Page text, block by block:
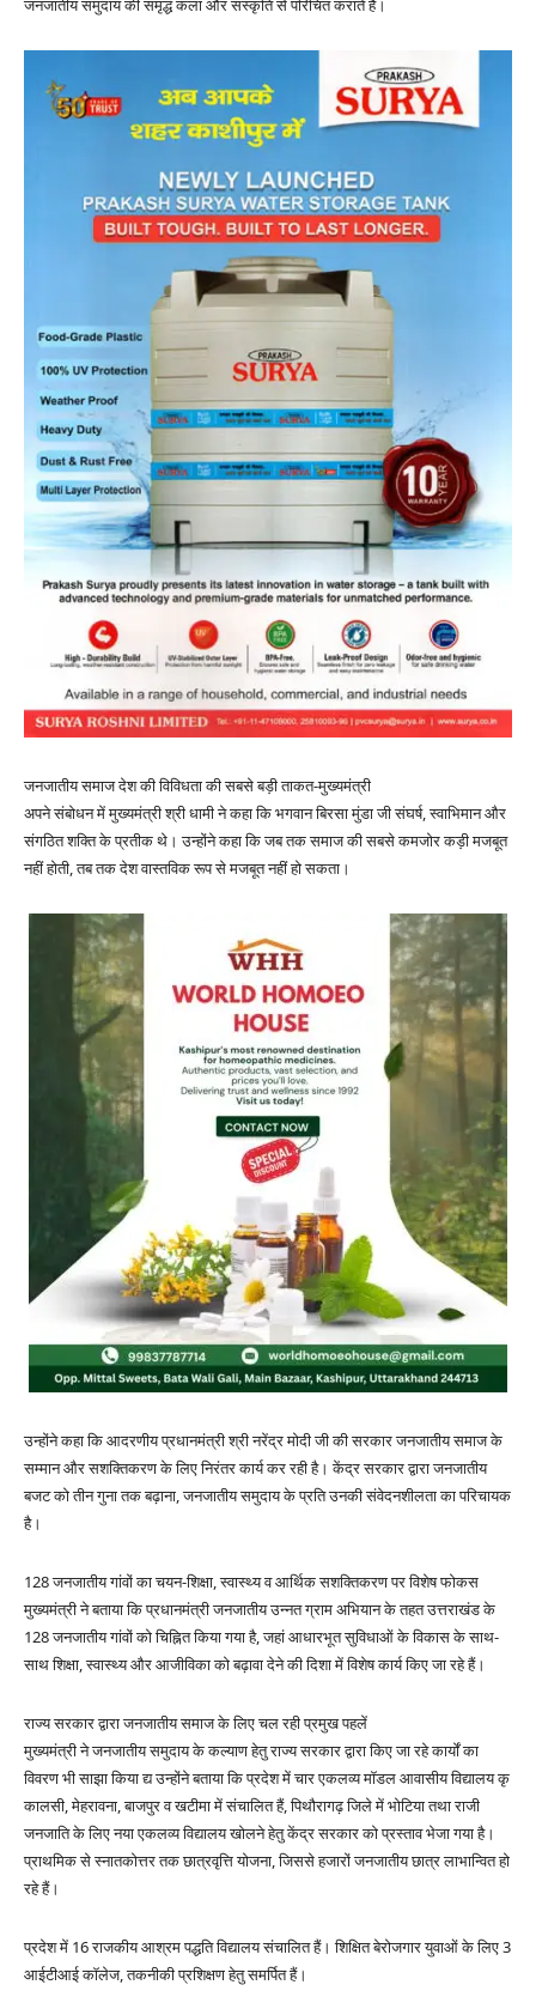
जनजातीय समुदाय की समृद्ध कला और संस्कृति से परिचित कराते हैं।
जनजातीय समाज देश की विविधता की सबसे बड़ी ताकत-मुख्यमंत्री
अपने संबोधन में मुख्यमंत्री श्री धामी ने कहा कि भगवान बिरसा मुंडा जी संघर्ष, स्वाभिमान और
संगठित शक्ति के प्रतीक थे। उन्होंने कहा कि जब तक समाज की सबसे कमजोर कड़ी मजबूत
नहीं होती, तब तक देश वास्तविक रूप से मजबूत नहीं हो सकता।
उन्होंने कहा कि आदरणीय प्रधानमंत्री श्री नरेंद्र मोदी जी की सरकार जनजातीय समाज के
सम्मान और सशक्तिकरण के लिए निरंतर कार्य कर रही है। केंद्र सरकार द्वारा जनजातीय
बजट को तीन गुना तक बढ़ाना, जनजातीय समुदाय के प्रति उनकी संवेदनशीलता का परिचायक
है।
128 जनजातीय गांवों का चयन-शिक्षा, स्वास्थ्य व आर्थिक सशक्तिकरण पर विशेष फोकस
मुख्यमंत्री ने बताया कि प्रधानमंत्री जनजातीय उन्नत ग्राम अभियान के तहत उत्तराखंड के
128 जनजातीय गांवों को चिह्नित किया गया है, जहां आधारभूत सुविधाओं के विकास के साथ-
साथ शिक्षा, स्वास्थ्य और आजीविका को बढ़ावा देने की दिशा में विशेष कार्य किए जा रहे हैं।
राज्य सरकार द्वारा जनजातीय समाज के लिए चल रही प्रमुख पहलें
मुख्यमंत्री ने जनजातीय समुदाय के कल्याण हेतु राज्य सरकार द्वारा किए जा रहे कार्यों का
विवरण भी साझा किया द्य उन्होंने बताया कि प्रदेश में चार एकलव्य मॉडल आवासीय विद्यालय कृ
कालसी, मेहरावना, बाजपुर व खटीमा में संचालित हैं, पिथौरागढ़ जिले में भोटिया तथा राजी
जनजाति के लिए नया एकलव्य विद्यालय खोलने हेतु केंद्र सरकार को प्रस्ताव भेजा गया है।
प्राथमिक से स्नातकोत्तर तक छात्रवृत्ति योजना, जिससे हजारों जनजातीय छात्र लाभान्वित हो
रहे हैं।
प्रदेश में 16 राजकीय आश्रम पद्धति विद्यालय संचालित हैं। शिक्षित बेरोजगार युवाओं के लिए 3
आईटीआई कॉलेज, तकनीकी प्रशिक्षण हेतु समर्पित हैं।